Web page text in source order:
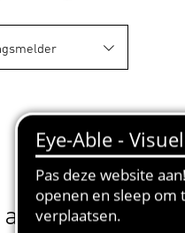
hoeken van